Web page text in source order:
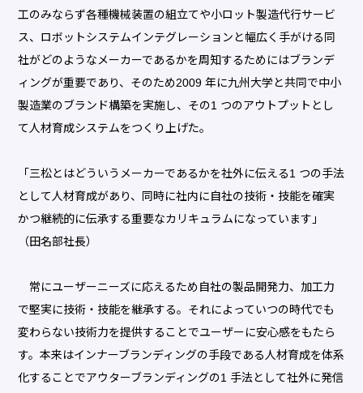
工のみならず各種機械装置の組立てや小ロット製造代行サービ
ス、ロボットシステムインテグレーションと幅広く手がける同
社がどのようなメーカーであるかを周知するためにはブランデ
ィングが重要であり、そのため2009 年に九州大学と共同で中小
製造業のブランド構築を実施し、その1 つのアウトプットとし
て人材育成システムをつくり上げた。
「三松とはどういうメーカーであるかを社外に伝える1 つの手法
として人材育成があり、同時に社内に自社の技術・技能を確実
かつ継続的に伝承する重要なカリキュラムになっています」
（田名部社長）
常にユーザーニーズに応えるため自社の製品開発力、加工力
で堅実に技術・技能を継承する。それによっていつの時代でも
変わらない技術力を提供することでユーザーに安心感をもたら
す。本来はインナーブランディングの手段である人材育成を体系
化することでアウターブランディングの1 手法として社外に発信